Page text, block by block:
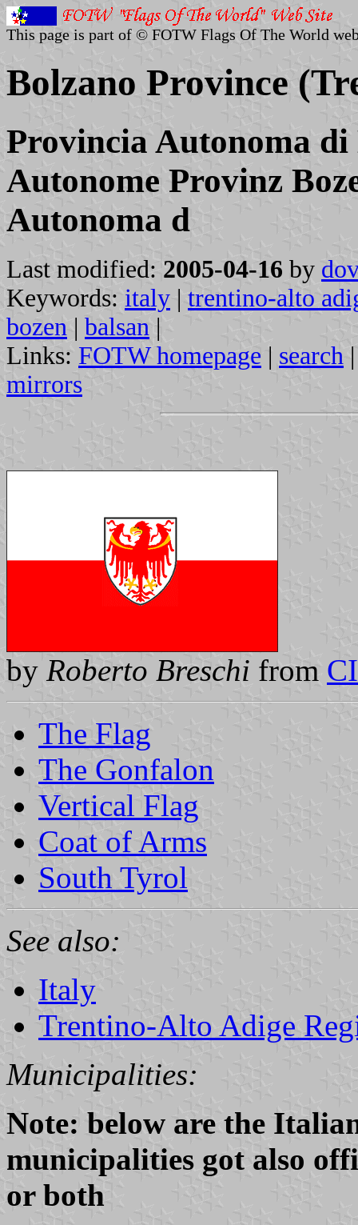
This page is part of © FOTW Flags Of The World
Bolzano Province
Provincia Autonoma
Autonome Provinz
Autonoma d
Last modified: 2005-04-16 by
Keywords: italy | trentino-alto
bozen | balsan |
Links: FOTW homepage | search
mirrors
by Roberto Breschi from
The Flag
The Gonfalon
Vertical Flag
Coat of Arms
South Tyrol
See also:
Italy
Trentino-Alto Adige
Municipalities:
Note: below are the
municipalities got also
or both